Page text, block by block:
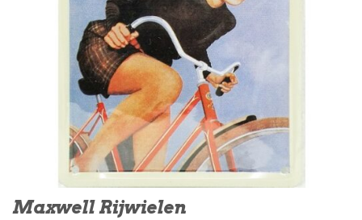
Maxwell Rijwielen